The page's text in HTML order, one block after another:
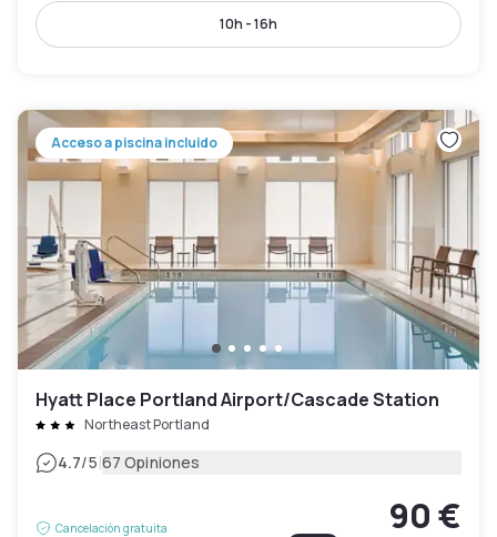
10h - 16h
Acceso a piscina incluido
Hyatt Place Portland Airport/Cascade Station
Northeast Portland
4.7/5|67 Opiniones
Cancelación gratuita
90 €